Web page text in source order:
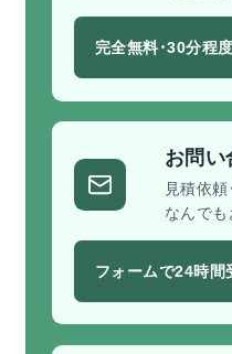
完全無料・30分程度
お問い
見積依頼
なんでも
フォームで24時間